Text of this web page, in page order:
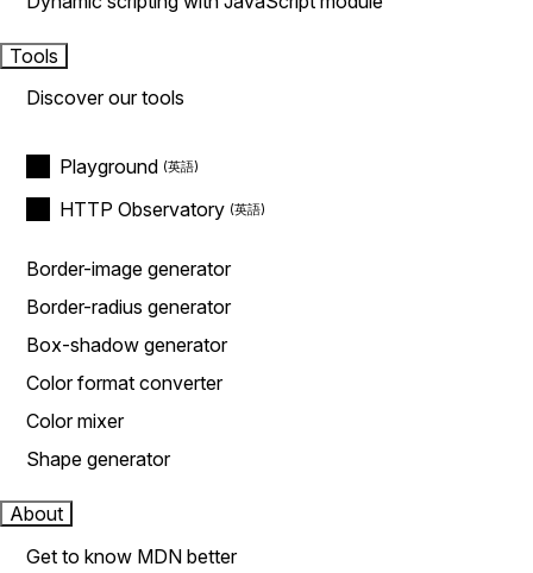
Tools
Discover our tools
Playground
HTTP Observatory
Border-image generator
Border-radius generator
Box-shadow generator
Color format converter
Color mixer
Shape generator
About
Get to know MDN better